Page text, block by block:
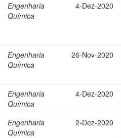
Engenharia
Química
4-Dez-2020
Engenharia
Química
26-Nov-2020
Engenharia
Química
4-Dez-2020
Engenharia
Química
2-Dez-2020